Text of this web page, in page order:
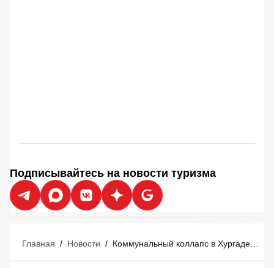
Подписывайтесь на новости туризма
Главная / Новости /